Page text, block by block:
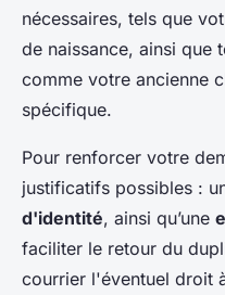
nécessaires, tels que
de naissance, ainsi que
comme votre ancienne
spécifique.
Pour renforcer votre
justificatifs possibles :
d'identité, ainsi qu’une
faciliter le retour du
courrier l'éventuel droit